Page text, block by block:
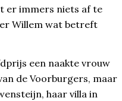
er immers niets af te
Willem wat betreft
een naakte vrouw
de Voorburgers, maar
haar villa in